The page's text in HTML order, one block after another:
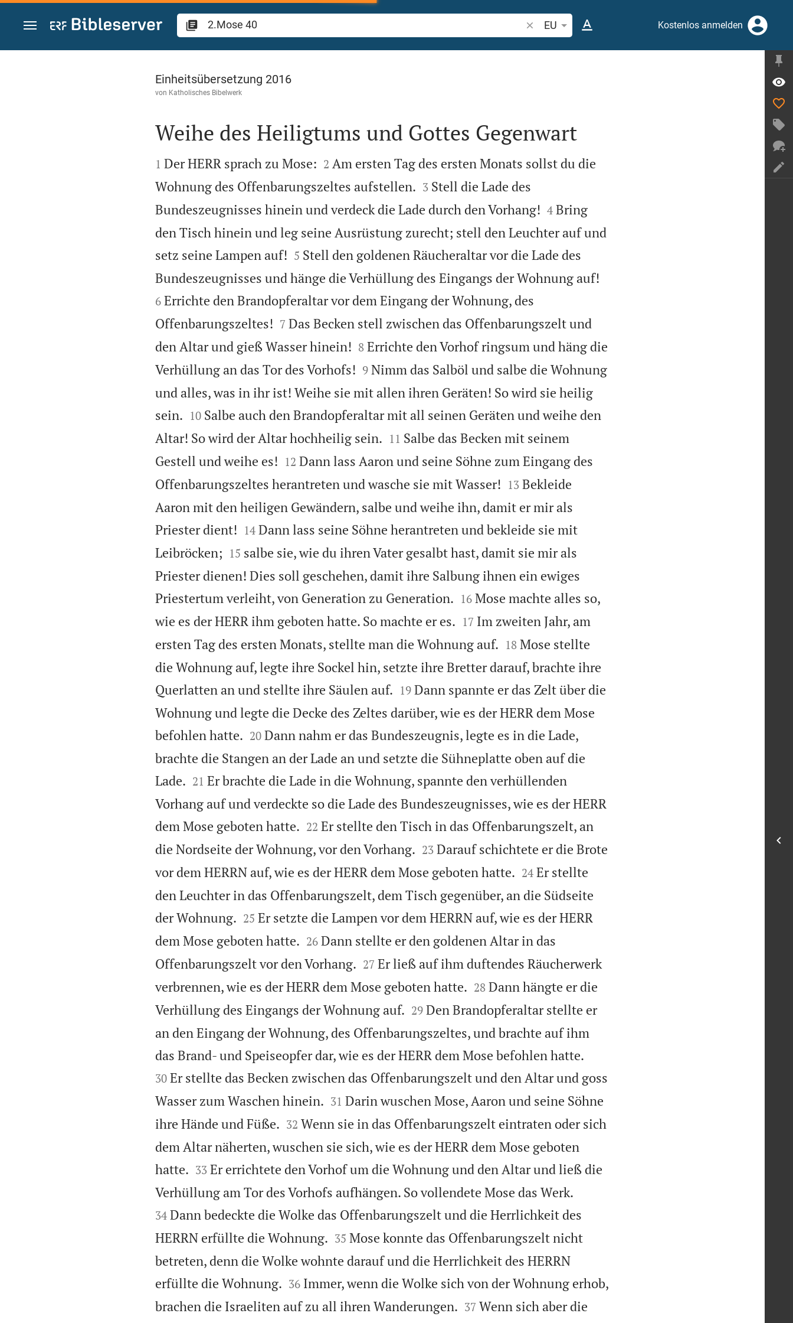
Zum Inhalt springen
Bibelstelle oder Begriff suchen
EU Kostenlos anmelden
2.Mose 40
Einheitsübersetzung 2016
von Katholisches Bibelwerk

Weihe des Heiligtums und Gottes Gegenwart

1 Der HERR sprach zu Mose:
2 Am ersten Tag des ersten Monats sollst du die
Wohnung des Offenbarungszeltes aufstellen.
3 Stell die Lade des
Bundeszeugnisses hinein und verdeck die Lade durch den Vorhang!
4 Bring
den Tisch hinein und leg seine Ausrüstung zurecht; stell den Leuchter auf und
setz seine Lampen auf!
5 Stell den goldenen Räucheraltar vor die Lade des
Bundeszeugnisses und hänge die Verhüllung des Eingangs der Wohnung auf!
6 Errichte den Brandopferaltar vor dem Eingang der Wohnung, des
Offenbarungszeltes!
7 Das Becken stell zwischen das Offenbarungszelt und
den Altar und gieß Wasser hinein!
8 Errichte den Vorhof ringsum und häng die
Verhüllung an das Tor des Vorhofs!
9 Nimm das Salböl und salbe die Wohnung
und alles, was in ihr ist! Weihe sie mit allen ihren Geräten! So wird sie heilig
sein.
10 Salbe auch den Brandopferaltar mit all seinen Geräten und weihe den
Altar! So wird der Altar hochheilig sein.
11 Salbe das Becken mit seinem
Gestell und weihe es!
12 Dann lass Aaron und seine Söhne zum Eingang des
Offenbarungszeltes herantreten und wasche sie mit Wasser!
13 Bekleide
Aaron mit den heiligen Gewändern, salbe und weihe ihn, damit er mir als
Priester dient!
14 Dann lass seine Söhne herantreten und bekleide sie mit
Leibröcken;
15 salbe sie, wie du ihren Vater gesalbt hast, damit sie mir als
Priester dienen! Dies soll geschehen, damit ihre Salbung ihnen ein ewiges
Priestertum verleiht, von Generation zu Generation.
16 Mose machte alles so,
wie es der HERR ihm geboten hatte. So machte er es.
17 Im zweiten Jahr, am
ersten Tag des ersten Monats, stellte man die Wohnung auf.
18 Mose stellte
die Wohnung auf, legte ihre Sockel hin, setzte ihre Bretter darauf, brachte ihre
Querlatten an und stellte ihre Säulen auf.
19 Dann spannte er das Zelt über die
Wohnung und legte die Decke des Zeltes darüber, wie es der HERR dem Mose
befohlen hatte.
20 Dann nahm er das Bundeszeugnis, legte es in die Lade,
brachte die Stangen an der Lade an und setzte die Sühneplatte oben auf die
Lade.
21 Er brachte die Lade in die Wohnung, spannte den verhüllenden
Vorhang auf und verdeckte so die Lade des Bundeszeugnisses, wie es der HERR
dem Mose geboten hatte.
22 Er stellte den Tisch in das Offenbarungszelt, an
die Nordseite der Wohnung, vor den Vorhang.
23 Darauf schichtete er die Brote
vor dem HERRN auf, wie es der HERR dem Mose geboten hatte.
24 Er stellte
den Leuchter in das Offenbarungszelt, dem Tisch gegenüber, an die Südseite
der Wohnung.
25 Er setzte die Lampen vor dem HERRN auf, wie es der HERR
dem Mose geboten hatte.
26 Dann stellte er den goldenen Altar in das
Offenbarungszelt vor den Vorhang.
27 Er ließ auf ihm duftendes Räucherwerk
verbrennen, wie es der HERR dem Mose geboten hatte.
28 Dann hängte er die
Verhüllung des Eingangs der Wohnung auf.
29 Den Brandopferaltar stellte er
an den Eingang der Wohnung, des Offenbarungszeltes, und brachte auf ihm
das Brand- und Speiseopfer dar, wie es der HERR dem Mose befohlen hatte.
30 Er stellte das Becken zwischen das Offenbarungszelt und den Altar und goss
Wasser zum Waschen hinein.
31 Darin wuschen Mose, Aaron und seine Söhne
ihre Hände und Füße.
32 Wenn sie in das Offenbarungszelt eintraten oder sich
dem Altar näherten, wuschen sie sich, wie es der HERR dem Mose geboten
hatte.
33 Er errichtete den Vorhof um die Wohnung und den Altar und ließ die
Verhüllung am Tor des Vorhofs aufhängen. So vollendete Mose das Werk.
34 Dann bedeckte die Wolke das Offenbarungszelt und die Herrlichkeit des
HERRN erfüllte die Wohnung.
35 Mose konnte das Offenbarungszelt nicht
betreten, denn die Wolke wohnte darauf und die Herrlichkeit des HERRN
erfüllte die Wohnung.
36 Immer, wenn die Wolke sich von der Wohnung erhob,
brachen die Israeliten auf zu all ihren Wanderungen.
37 Wenn sich aber die